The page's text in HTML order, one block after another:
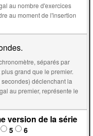
au nombre d'exercices
séparés par
grand que le premier.
déclenchant la
version de la série
5 6